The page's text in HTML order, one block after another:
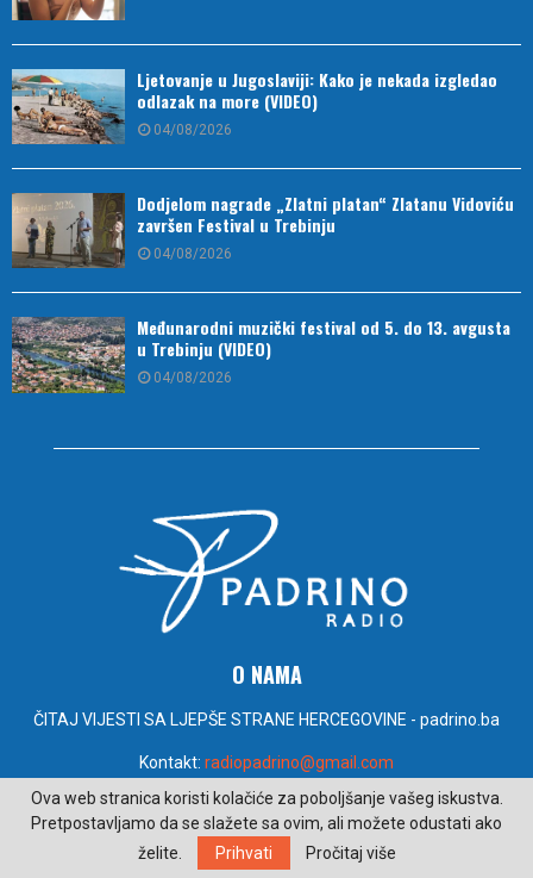
Ljetovanje u Jugoslaviji: Kako je nekada izgledao
odlazak na more (VIDEO)
04/08/2026
Dodjelom nagrade „Zlatni platan“ Zlatanu Vidoviću
završen Festival u Trebinju
04/08/2026
Međunarodni muzički festival od 5. do 13. avgusta
u Trebinju (VIDEO)
04/08/2026
O NAMA
ČITAJ VIJESTI SA LJEPŠE STRANE HERCEGOVINE - padrino.ba
Kontakt: radiopadrino@gmail.com
PRATITE NAS
Ova web stranica koristi kolačiće za poboljšanje vašeg iskustva.
Pretpostavljamo da se slažete sa ovim, ali možete odustati ako
želite.
Prihvati Pročitaj više